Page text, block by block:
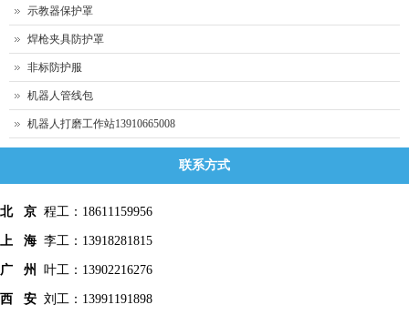
示教器保护罩
焊枪夹具防护罩
非标防护服
机器人管线包
机器人打磨工作站13910665008
联系方式
北 京 程工：18611159956
上 海 李工：13918281815
广 州 叶工：13902216276
西 安 刘工：13991191898